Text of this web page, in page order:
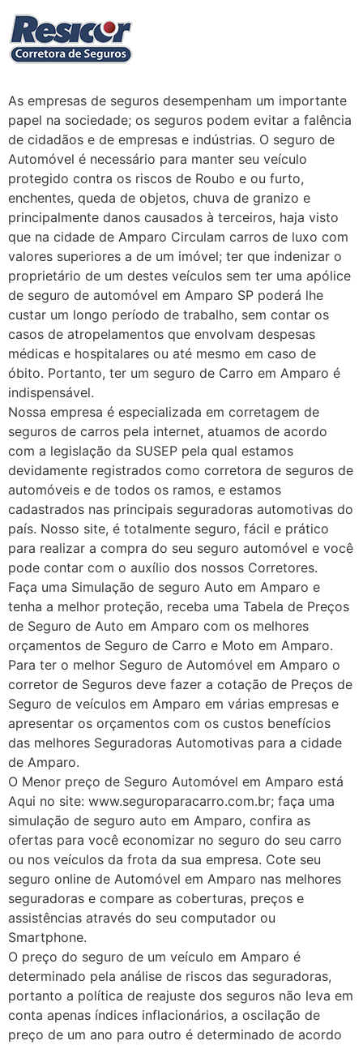
As empresas de seguros desempenham um importante
papel na sociedade; os seguros podem evitar a falência
de cidadãos e de empresas e indústrias. O seguro de
Automóvel é necessário para manter seu veículo
protegido contra os riscos de Roubo e ou furto,
enchentes, queda de objetos, chuva de granizo e
principalmente danos causados à terceiros, haja visto
que na cidade de Amparo Circulam carros de luxo com
valores superiores a de um imóvel; ter que indenizar o
proprietário de um destes veículos sem ter uma apólice
de seguro de automóvel em Amparo SP poderá lhe
custar um longo período de trabalho, sem contar os
casos de atropelamentos que envolvam despesas
médicas e hospitalares ou até mesmo em caso de
óbito. Portanto, ter um seguro de Carro em Amparo é
indispensável.
Nossa empresa é especializada em corretagem de
seguros de carros pela internet, atuamos de acordo
com a legislação da SUSEP pela qual estamos
devidamente registrados como corretora de seguros de
automóveis e de todos os ramos, e estamos
cadastrados nas principais seguradoras automotivas do
país. Nosso site, é totalmente seguro, fácil e prático
para realizar a compra do seu seguro automóvel e você
pode contar com o auxílio dos nossos Corretores.
Faça uma Simulação de seguro Auto em Amparo e
tenha a melhor proteção, receba uma Tabela de Preços
de Seguro de Auto em Amparo com os melhores
orçamentos de Seguro de Carro e Moto em Amparo.
Para ter o melhor Seguro de Automóvel em Amparo o
corretor de Seguros deve fazer a cotação de Preços de
Seguro de veículos em Amparo em várias empresas e
apresentar os orçamentos com os custos benefícios
das melhores Seguradoras Automotivas para a cidade
de Amparo.
O Menor preço de Seguro Automóvel em Amparo está
Aqui no site: www.seguroparacarro.com.br; faça uma
simulação de seguro auto em Amparo, confira as
ofertas para você economizar no seguro do seu carro
ou nos veículos da frota da sua empresa. Cote seu
seguro online de Automóvel em Amparo nas melhores
seguradoras e compare as coberturas, preços e
assistências através do seu computador ou
Smartphone.
O preço do seguro de um veículo em Amparo é
determinado pela análise de riscos das seguradoras,
portanto a política de reajuste dos seguros não leva em
conta apenas índices inflacionários, a oscilação de
preço de um ano para outro é determinado de acordo